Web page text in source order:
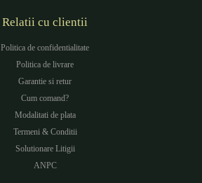
Relatii cu clientii
Politica de confidentialitate
Politica de livrare
Garantie si retur
Cum comand?
Modalitati de plata
Termeni & Conditii
Solutionare Litigii
ANPC